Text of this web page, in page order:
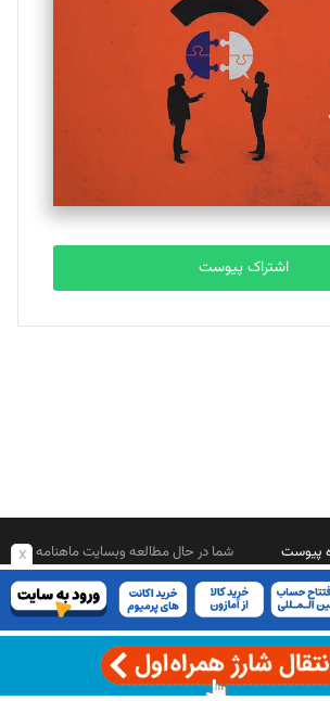
x
مسجدی آرانی
اشتراک پیوست
پیوست
بدانید
شما در حال مطالعه وبسایت ماهنامه
پیوست هستید.
(پویندگان راز ستاره شمال)
اثنی‌عشری